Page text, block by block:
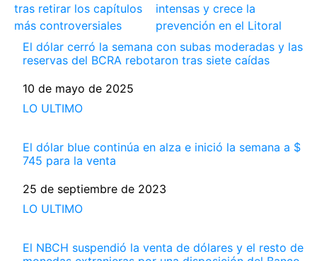
tras retirar los capítulos
más controversiales
intensas y crece la
prevención en el Litoral
El dólar cerró la semana con subas moderadas y las
reservas del BCRA rebotaron tras siete caídas
Fecha
10 de mayo de 2025
Respecto a
LO ULTIMO
El dólar blue continúa en alza e inició la semana a $
745 para la venta
Fecha
25 de septiembre de 2023
Respecto a
LO ULTIMO
El NBCH suspendió la venta de dólares y el resto de